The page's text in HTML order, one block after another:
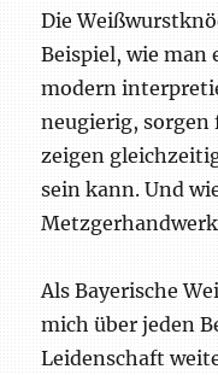
Die
Beispiel, wie
modern
neugierig, sorgen
zeigen
sein kann. Und
Als Bayerische
mich über jeden
Leidenschaft